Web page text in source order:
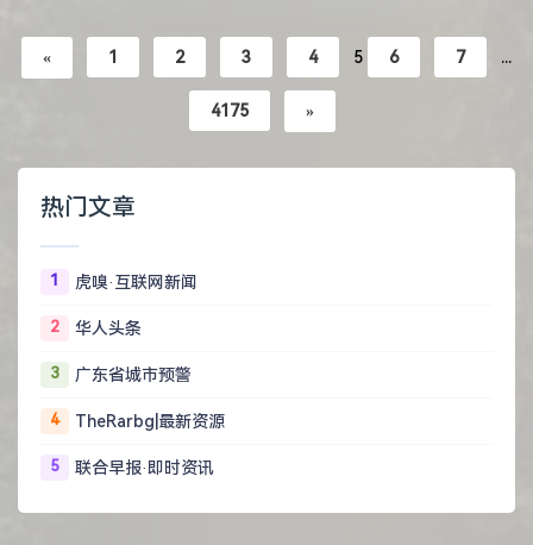
« 1 2 3 4 5 6 7 ...
4175 »
热门文章
1 虎嗅·互联网新闻
2 华人头条
3 广东省城市预警
4 TheRarbg|最新资源
5 联合早报·即时资讯